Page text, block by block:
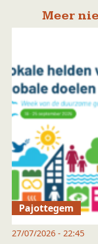
Meer
Pajottegem
27/07/2026 - 22:45